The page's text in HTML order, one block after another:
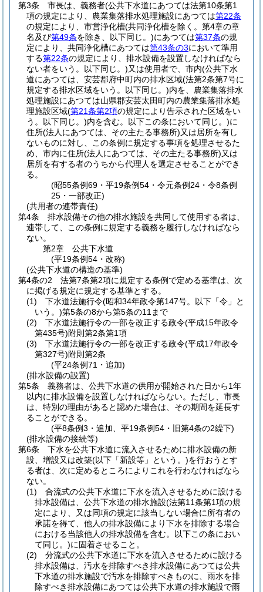
第3条
市長は、義務者(公共下水道にあつては法第10条第1
項の規定により、農業集落排水処理施設にあつては第22条
の規定により、市営浄化槽(共同浄化槽を除く。第4章の章
名及び第49条を除き、以下同じ。)にあつては第37条の規
定により、共同浄化槽にあつては第43条の3において準用
する第22条の規定により、排水設備を設置しなければなら
ない者をいう。以下同じ。)又は使用者で、市内(公共下水
道にあつては、安芸郡府中町内の排水区域(法第2条第7号に
規定する排水区域をいう。以下同じ。)内を、農業集落排水
処理施設にあつては山県郡安芸太田町内の農業集落排水処
理施設区域(第21条第2項の規定により告示された区域をい
う。以下同じ。)内を含む。以下この条において同じ。)に
住所(法人にあつては、その主たる事務所)又は居所を有し
ないものに対し、この条例に規定する事項を処理させるた
め、市内に住所(法人にあつては、その主たる事務所)又は
居所を有する者のうちから代理人を選定させることができ
る。
(昭55条例69・平19条例54・令元条例24・令8条例
25・一部改正)
(共用者の連帯責任)
第4条
排水設備その他の排水施設を共同して使用する者は、
連帯して、この条例に規定する義務を履行しなければなら
ない。
第2章
公共下水道
(平19条例54・改称)
(公共下水道の構造の基準)
第4条の2
法第7条第2項に規定する条例で定める基準は、次
に掲げる規定に規定する基準とする。
(1)
下水道法施行令(昭和34年政令第147号。以下「令」と
いう。)第5条の8から第5条の11まで
(2)
下水道法施行令の一部を改正する政令(平成15年政令
第435号)附則第2条第1項
(3)
下水道法施行令の一部を改正する政令(平成17年政令
第327号)附則第2条
(平24条例71・追加)
(排水設備の設置)
第5条
義務者は、公共下水道の供用が開始された日から1年
以内に排水設備を設置しなければならない。 ただし、市長
は、特別の理由があると認めた場合は、その期間を延長す
ることができる。
(平8条例3・追加、平19条例54・旧第4条の2繰下)
(排水設備の接続等)
第6条
下水を公共下水道に流入させるために排水設備の新
設、増設又は改築(以下「新設等」という。)を行おうとす
る者は、次に定めるところによりこれを行わなければなら
ない。
(1)
合流式の公共下水道に下水を流入させるために設ける
排水設備は、公共下水道の排水施設(法第11条第1項の規
定により、又は同項の規定に該当しない場合に所有者の
承諾を得て、他人の排水設備により下水を排除する場合
における当該他人の排水設備を含む。以下この条におい
て同じ。)に固着させること。
(2)
分流式の公共下水道に下水を流入させるために設ける
排水設備は、汚水を排除すべき排水設備にあつては公共
下水道の排水施設で汚水を排除すべきものに、雨水を排
除すべき排水設備にあつては公共下水道の排水施設で雨